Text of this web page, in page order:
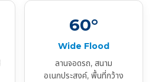
60°
Wide Flood
ลานจอดรถ, สนาม
อเนกประสงค์, พื้นที่กว้าง